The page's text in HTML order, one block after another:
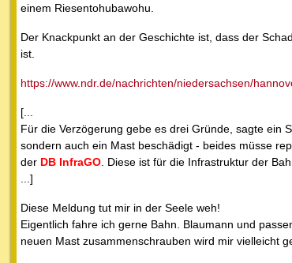
einem Riesentohubawohu.
Der Knackpunkt an der Geschichte ist, dass der
ist.
https://www.ndr.de/nachrichten/niedersachsen/
[...
Für die Verzögerung gebe es drei Gründe, sagte ein
sondern auch ein Mast beschädigt - beides müsse
der DB InfraGO. Diese ist für die Infrastruktur der
...]
Diese Meldung tut mir in der Seele weh!
Eigentlich fahre ich gerne Bahn. Blaumann und
neuen Mast zusammenschrauben wird mir vielleicht